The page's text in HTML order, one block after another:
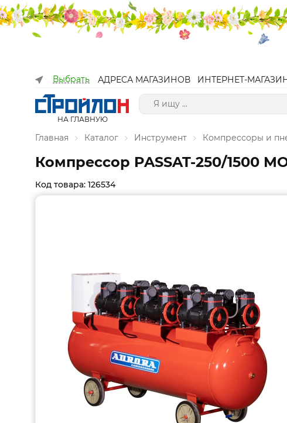
Выбрать АДРЕСА МАГАЗИНОВ ИНТЕРНЕТ-
НА ГЛАВНУЮ
Главная Каталог Инструмент Компрессоры и
Компрессор PASSAT-250/1500
Код товара: 126534